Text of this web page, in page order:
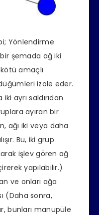
Yönlendirme
şemada ağ iki
kötü amaçlı
izole eder.
ayrı saldırıdan
ayıran bir
ağı iki veya daha
Bu, iki grup
işlev gören ağ
yapılabilir.)
ve onları ağa
(Daha sonra,
bunları manupüle